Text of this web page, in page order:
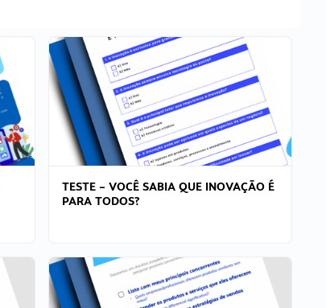
TESTE – VOCÊ SABIA QUE INOVAÇÃO É
PARA TODOS?